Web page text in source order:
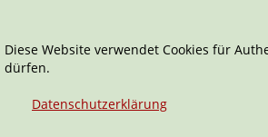
Diese Website verwendet Cookies für
dürfen.
Datenschutzerklärung